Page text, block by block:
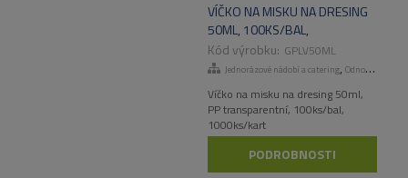
VÍČKO NA MISKU NA DRESING
50ML, 100KS/BAL,
1000KS/KARTGPLV50ML
Jednorázové nádobí a catering, Odnosné obaly a menuboxy
Víčko na misku na dresing 50ml,
PP transparentní, 100ks/bal,
1000ks/kart
PODROBNOSTI